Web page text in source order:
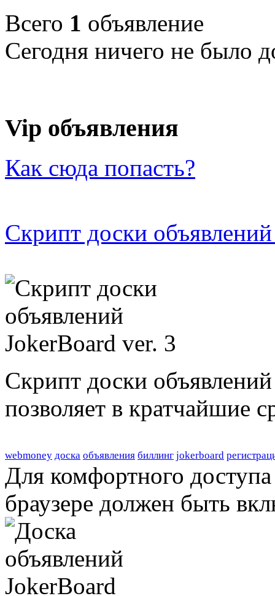
Всего 1 объявление
Сегодня ничего не было
Vip объявления
Как сюда попасть?
Скрипт доски
Скрипт доски
позволяет в кратчайшие
webmoney доска объявления биллинг jokerboard
Для комфортного
браузере должен быть